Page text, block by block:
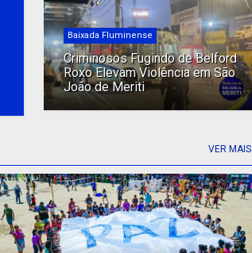
Baixada Fluminense
Criminosos Fugindo de Belford
Roxo Elevam Violência em São
João de Meriti
VER MAIS